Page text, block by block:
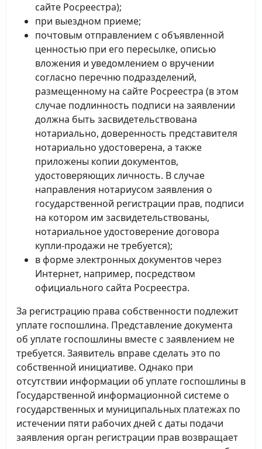
сайте Росреестра);
при выездном приеме;
почтовым отправлением с объявленной
ценностью при его пересылке, описью
вложения и уведомлением о вручении
согласно перечню подразделений,
размещенному на сайте Росреестра (в этом
случае подлинность подписи на заявлении
должна быть засвидетельствована
нотариально, доверенность представителя
нотариально удостоверена, а также
приложены копии документов,
удостоверяющих личность. В случае
направления нотариусом заявления о
государственной регистрации прав, подписи
на котором им засвидетельствованы,
нотариальное удостоверение договора
купли-продажи не требуется);
в форме электронных документов через
Интернет, например, посредством
официального сайта Росреестра.
За регистрацию права собственности подлежит
уплате госпошлина. Представление документа
об уплате госпошлины вместе с заявлением не
требуется. Заявитель вправе сделать это по
собственной инициативе. Однако при
отсутствии информации об уплате госпошлины в
Государственной информационной системе о
государственных и муниципальных платежах по
истечении пяти рабочих дней с даты подачи
заявления орган регистрации прав возвращает